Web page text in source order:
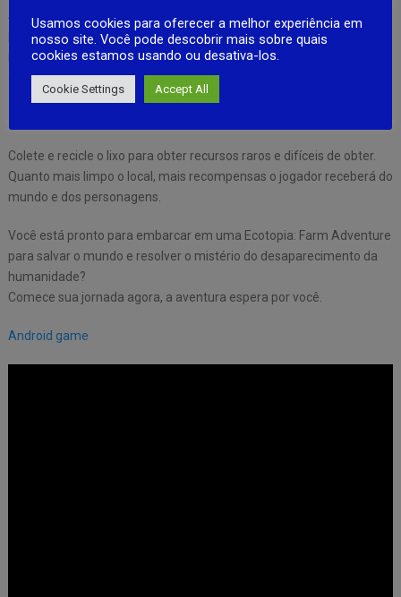
precisa deles para sobreviver e salvar o mundo! Construa seu
próprio acampamento exclusivo, com base no qual você iniciará sua
aventura no mundo da Ecotopia.
Colete e recicle o lixo para obter recursos raros e difíceis de obter.
Quanto mais limpo o local, mais recompensas o jogador receberá do
mundo e dos personagens.
Você está pronto para embarcar em uma Ecotopia: Farm Adventure
para salvar o mundo e resolver o mistério do desaparecimento da
humanidade?
Comece sua jornada agora, a aventura espera por você.
Android game
Usamos cookies para oferecer a melhor experiência em
nosso site. Você pode descobrir mais sobre quais
cookies estamos usando ou desativa-los.
Cookie Settings Accept All